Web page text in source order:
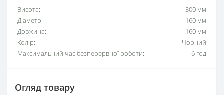
Висота:
300 мм
Діаметр:
160 мм
Довжина:
160 мм
Колір:
Чорний
Максимальний час безперервної роботи:
6 год
Огляд товару